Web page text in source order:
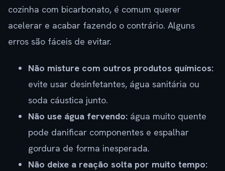
cozinha com bicarbonato, é comum querer
acelerar e acabar fazendo o contrário. Alguns
erros são fáceis de evitar.
Não misture com outros produtos químicos:
evite usar desinfetantes, água sanitária ou
soda cáustica junto.
Não use água fervendo: água muito quente
pode danificar componentes e espalhar
gordura de forma inesperada.
Não deixe a reação solta por muito tempo: